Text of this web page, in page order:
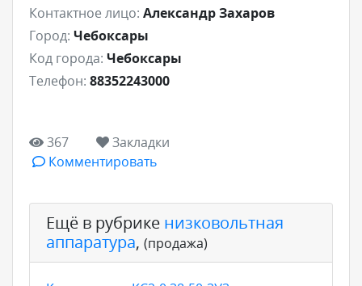
Контактное лицо: Александр Захаров
Город: Чебоксары
Код города: Чебоксары
Телефон: 88352243000
367
Закладки
Комментировать
Ещё в рубрике низковольтная
аппаратура, (продажа)